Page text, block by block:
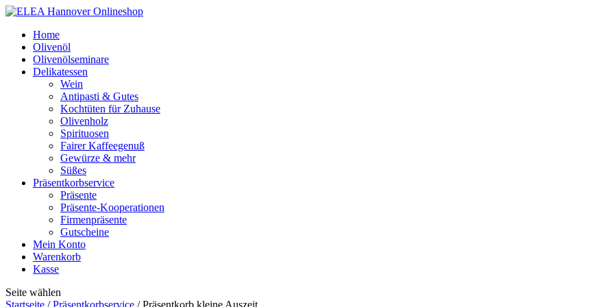
Home
Olivenöl
Olivenölseminare
Delikatessen
Wein
Antipasti & Gutes
Kochtüten für Zuhause
Olivenholz
Spirituosen
Fairer Kaffeegenuß
Gewürze & mehr
Süßes
Präsentkorbservice
Präsente
Präsente-Kooperationen
Firmenpräsente
Gutscheine
Mein Konto
Warenkorb
Kasse
Seite wählen
Startseite /Präsentkorbservice / Präsentkorb kleine Auszeit